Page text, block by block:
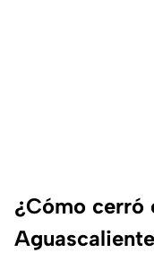
¿Cómo cerró